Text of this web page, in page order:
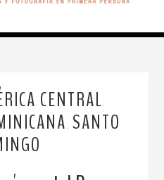
CENTRAL
SANTO